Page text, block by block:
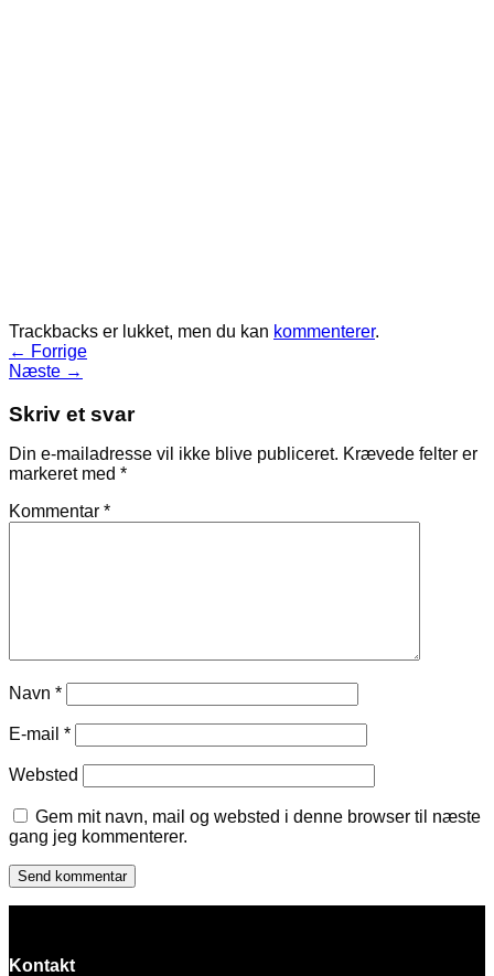
Trackbacks er lukket, men du kan kommenterer.
← Forrige
Næste →
Skriv et svar
Din e-mailadresse vil ikke blive publiceret. Krævede felter er
markeret med *
Kommentar *
Navn *
E-mail *
Websted
Gem mit navn, mail og websted i denne browser til næste
gang jeg kommenterer.
Kontakt